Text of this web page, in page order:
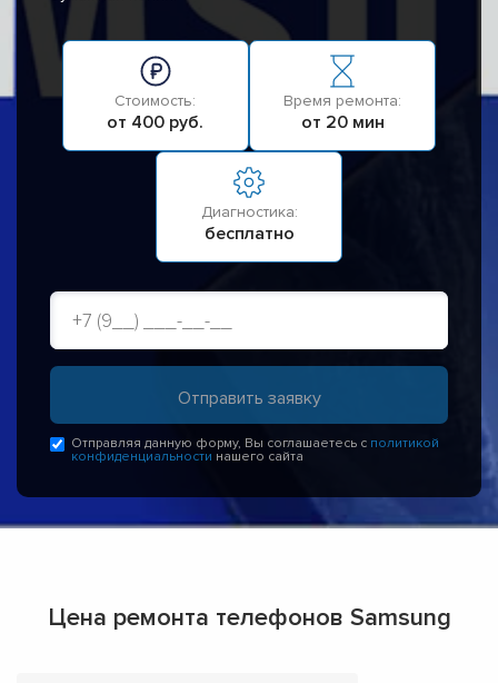
Стоимость:
от 400 руб.
Время ремонта:
от 20 мин
Диагностика:
бесплатно
Отправляя данную форму, Вы соглашаетесь с политикой
конфиденциальности нашего сайта
Цена ремонта телефонов Samsung